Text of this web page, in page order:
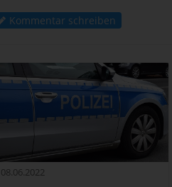
Kommentar schreiben
08.06.2022